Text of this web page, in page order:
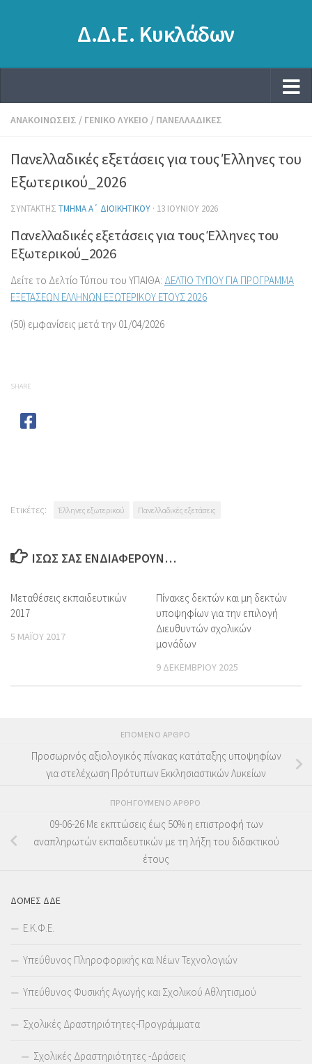
Δ.Δ.Ε. Κυκλάδων
ΑΝΑΚΟΙΝΏΣΕΙΣ / ΓΕΝΙΚΌ ΛΎΚΕΙΟ / ΠΑΝΕΛΛΑΔΙΚΈΣ
Πανελλαδικές εξετάσεις για τους Έλληνες του
Εξωτερικού_2026
ΣΥΝΤΆΚΤΗΣ ΤΜΉΜΑ Α΄ ΔΙΟΙΚΗΤΙΚΟΎ · 13 ΙΟΥΝΊΟΥ 2026
Πανελλαδικές εξετάσεις για τους Έλληνες του
Εξωτερικού_2026
Δείτε το Δελτίο Τύπου του ΥΠΑΙΘΑ: ΔΕΛΤΙΟ ΤΥΠΟΥ ΓΙΑ ΠΡΟΓΡΑΜΜΑ
ΕΞΕΤΑΣΕΩΝ ΕΛΛΗΝΩΝ ΕΞΩΤΕΡΙΚΟΥ ΕΤΟΥΣ 2026
(50) εμφανίσεις μετά την 01/04/2026
SHARE
Ετικέτες: Έλληνες εξωτερικού Πανελλαδικές εξετάσεις
ΊΣΩΣ ΣΑΣ ΕΝΔΙΑΦΈΡΟΥΝ…
Μεταθέσεις εκπαιδευτικών
2017
5 ΜΑΪ́ΟΥ 2017
Πίνακες δεκτών και μη δεκτών
υποψηφίων για την επιλογή
Διευθυντών σχολικών
μονάδων
9 ΔΕΚΕΜΒΡΊΟΥ 2025
ΕΠΌΜΕΝΟ ΆΡΘΡΟ
Προσωρινός αξιολογικός πίνακας κατάταξης υποψηφίων
για στελέχωση Πρότυπων Εκκλησιαστικών Λυκείων
ΠΡΟΗΓΟΎΜΕΝΟ ΆΡΘΡΟ
09-06-26 Με εκπτώσεις έως 50% η επιστροφή των
αναπληρωτών εκπαιδευτικών με τη λήξη του διδακτικού
έτους
ΔΟΜΕΣ ΔΔΕ
Ε.Κ.Φ.Ε.
Υπεύθυνος Πληροφορικής και Νέων Τεχνολογιών
Υπεύθυνος Φυσικής Αγωγής και Σχολικού Αθλητισμού
Σχολικές Δραστηριότητες-Προγράμματα
Σχολικές Δραστηριότητες -Δράσεις